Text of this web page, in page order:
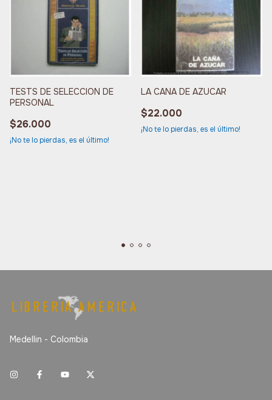
TESTS DE SELECCION DE
PERSONAL
$26.000
¡No te lo pierdas, es el último!
LA CANA DE AZUCAR
$22.000
¡No te lo pierdas, es el último!
Medellin - Colombia